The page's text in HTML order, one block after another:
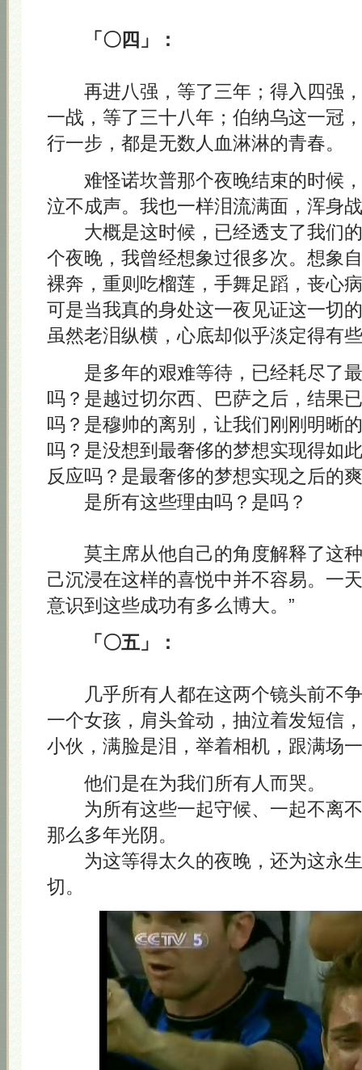
「〇四」：
再进八强，等了三年；得入四强，
一战，等了三十八年；伯纳乌这一冠
行一步，都是无数人血淋淋的青春。
难怪诺坎普那个夜晚结束的时候，
泣不成声。我也一样泪流满面，浑身
大概是这时候，已经透支了我们的
个夜晚，我曾经想象过很多次。想象
裸奔，重则吃榴莲，手舞足蹈，丧心
可是当我真的身处这一夜见证这一切
虽然老泪纵横，心底却似乎淡定得有
是多年的艰难等待，已经耗尽了最
吗？是越过切尔西、巴萨之后，结果
吗？是穆帅的离别，让我们刚刚明晰
吗？是没想到最奢侈的梦想实现得如
反应吗？是最奢侈的梦想实现之后的
是所有这些理由吗？是吗？
莫主席从他自己的角度解释了这种
己沉浸在这样的喜悦中并不容易。一
意识到这些成功有多么博大。”
「〇五」：
几乎所有人都在这两个镜头前不争
一个女孩，肩头耸动，抽泣着发短信
小伙，满脸是泪，举着相机，跟满场
他们是在为我们所有人而哭。
为所有这些一起守候、一起不离不
那么多年光阴。
为这等得太久的夜晚，还为这永生
切。